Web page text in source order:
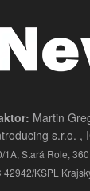
Martin
s.r.o. ,
1A, Stará Role,
42942/KSPL